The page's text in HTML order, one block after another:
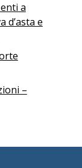
a
d’asta e
–